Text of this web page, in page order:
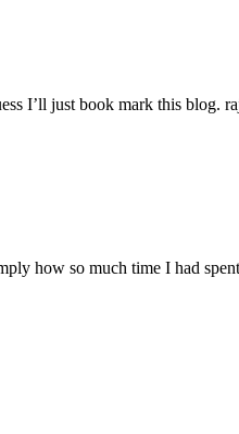
I’ll just book mark this blog.
how so much time I had